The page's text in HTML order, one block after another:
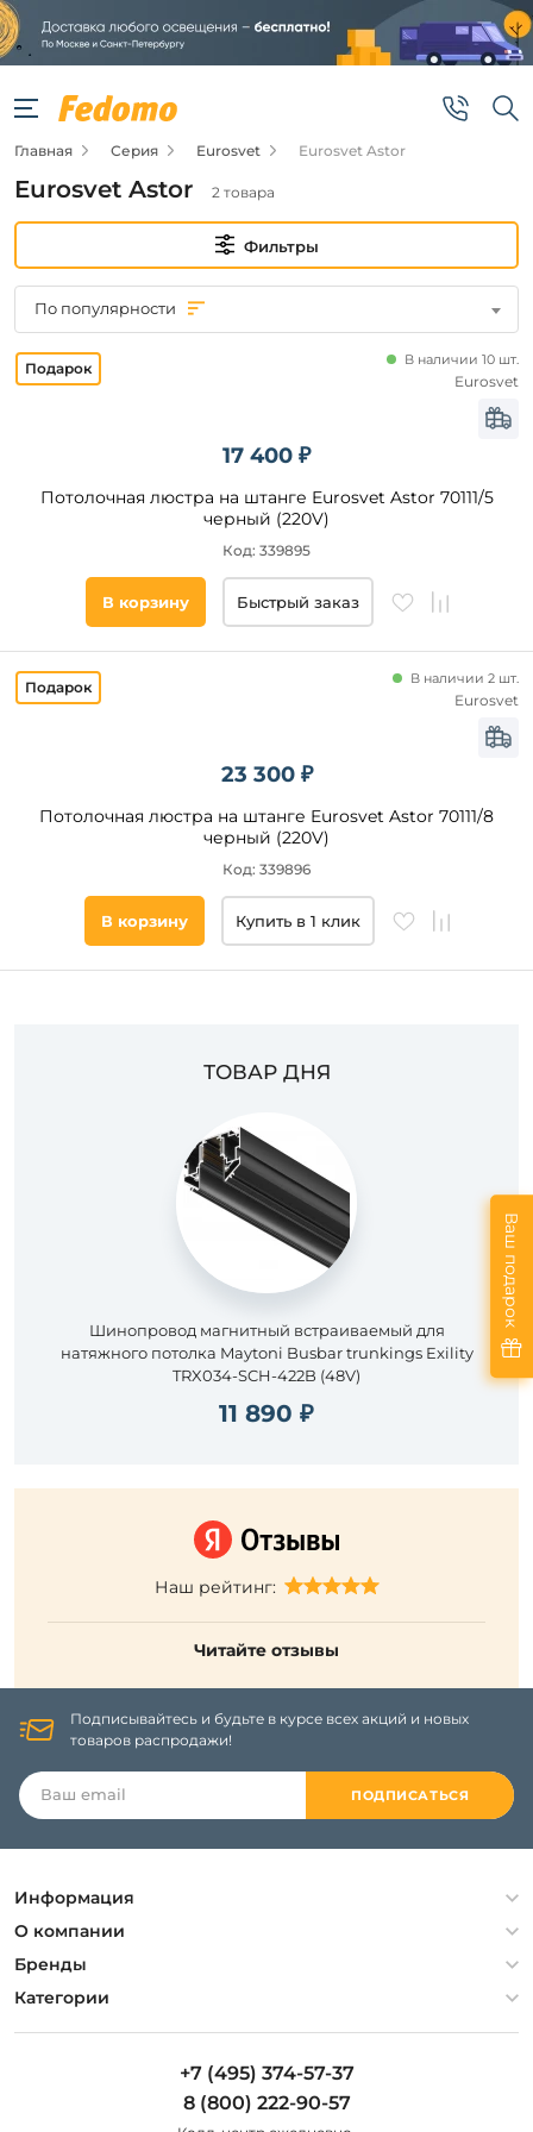
Фильтры
Цена
от
Бренд
Цвет
Цвет
основания
Стиль
товары
Главная Серия Eurosvet Eurosvet Astor
Eurosvet Astor 2 товара
Фильтры
По популярности
17 400 ₽
Потолочная люстра на штанге Eurosvet Astor 70111/5
черный (220V)
В наличии 10 шт.
Код: 339895
Eurosvet
В корзину Быстрый заказ
23 300 ₽
Потолочная люстра на штанге Eurosvet Astor 70111/8
черный (220V)
В наличии 2 шт.
Код: 339896
Eurosvet
В корзину Купить в 1 клик
ТОВАР ДНЯ
Шинопровод магнитный встраиваемый для
натяжного потолка Maytoni Busbar trunkings Exility
TRX034-SCH-422B (48V)
11 890 ₽
Наш рейтинг:
Читайте отзывы
Подписывайтесь и будьте в курсе всех акций и новых
товаров распродажи!
ПОДПИСАТЬСЯ
Информация
Политика конфиденциальности
Гарантия
Оплата и доставка
О компании
О компании
Контакты
Бренды
Artelamp
Категории
Люстры
+7 (495) 374-57-37
8 (800) 222-90-57
Ваш подарок